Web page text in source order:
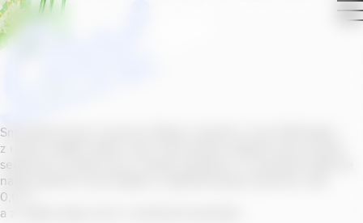
Smícháním piva s ovocnou šťávou vytvořil v roce
z našich sládků
segmentu na bázi piva v České republice. V současné době se
naše portfolio Cool skládá z nealkoholických příchutí s alk.
0
a z nealko řady Cool+ s funkčními benefity.